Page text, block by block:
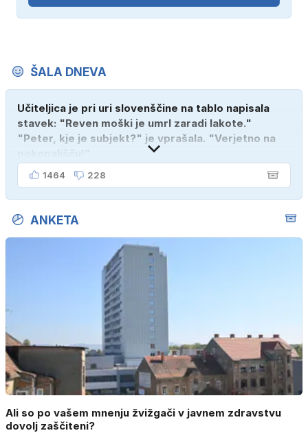
ŠALA DNEVA
Učiteljica je pri uri slovenščine na tablo napisala
stavek: "Reven moški je umrl zaradi lakote."
"Peter, kje je subjekt?" je vprašala. "Verjetno na
1464 228
ANKETA
Ali so po vašem mnenju žvižgači v javnem zdravstvu
dovolj zaščiteni?